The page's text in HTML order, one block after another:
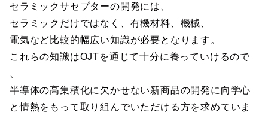
セラミックサセプターの開発には、
セラミックだけではなく、有機材料、機械、
電気など比較的幅広い知識が必要となります。
これらの知識はOJTを通じて十分に養っていけるので
半導体の高集積化に欠かせない新商品の開発に向学心
と情熱をもって取り組んでいただける方を求めていま